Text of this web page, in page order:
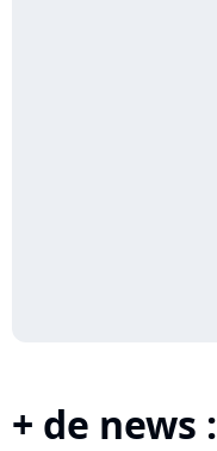
+ de news :